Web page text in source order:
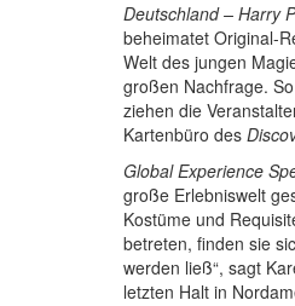
Deutschland – Harry
beheimatet Original-
Welt des jungen
großen Nachfrage.
ziehen die
Kartenbüro des
Global Experience
große Erlebniswelt
Kostüme und
betreten, finden sie
werden ließ“, sagt
letzten Halt in